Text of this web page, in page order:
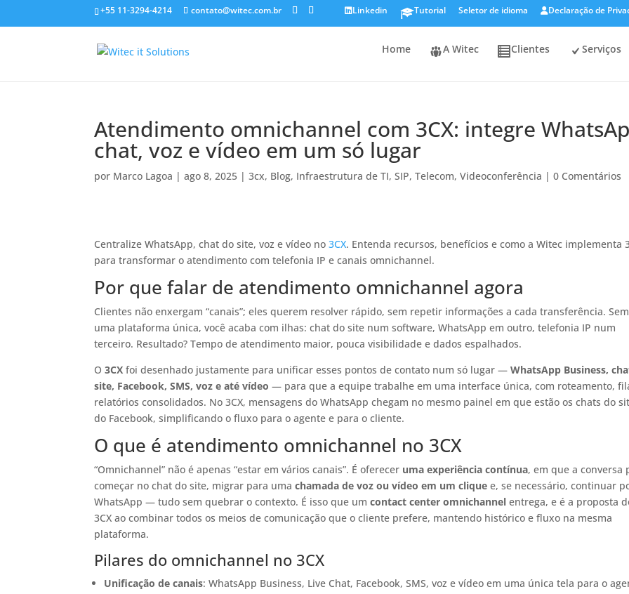
+55 11-3294-4214 contato@witec.com.br Linkedin Tutorial Seletor de idioma Declaração de
Home A Witec Clientes Serviços
Atendimento omnichannel com 3CX: integre
chat, voz e vídeo em um só lugar
por Marco Lagoa |ago 8, 2025 |3cx, Blog, Infraestrutura de TI,SIP,Telecom,Videoconferência |0 Comentários
Centralize WhatsApp, chat do site, voz e vídeo no3CX. Entenda recursos, benefícios e como a Witec implementa
para transformar o atendimento com telefonia IP e canais omnichannel.
Por que falar de atendimento omnichannel agora
Clientes não enxergam “canais”; eles querem resolver rápido, sem repetir informações a cada transferência. Sem
uma plataforma única, você acaba com ilhas: chat do site num software, WhatsApp em outro, telefonia IP num
terceiro. Resultado? Tempo de atendimento maior, pouca visibilidade e dados espalhados.
O3CX foi desenhado justamente para unificar esses pontos de contato num só lugar —WhatsApp Business,
site, Facebook, SMS, voz e até vídeo — para que a equipe trabalhe em uma interface única, com roteamento,
relatórios consolidados. No 3CX, mensagens do WhatsApp chegam no mesmo painel em que estão os chats do
do Facebook, simplificando o fluxo para o agente e para o cliente.
O que é atendimento omnichannel no 3CX
“Omnichannel” não é apenas “estar em vários canais”. É oferecer uma experiência contínua, em que a conversa
começar no chat do site, migrar para umachamada de voz ou vídeo em um clique e, se necessário, continuar
WhatsApp — tudo sem quebrar o contexto. É isso que umcontact center omnichannel entrega, e é a proposta
3CX ao combinar todos os meios de comunicação que o cliente prefere, mantendo histórico e fluxo na mesma
plataforma.
Pilares do omnichannel no 3CX
Unificação de canais: WhatsApp Business, Live Chat, Facebook, SMS, voz e vídeo em uma única tela para o